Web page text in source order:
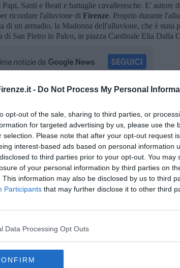
- Do Not Process My Personal
opt-out of the sale, sharing to third parties, or
for targeted advertising by us, please use the
selection. Please note that after your opt-out request
interest-based ads based on personal information
to third parties prior to your opt-out. You may
of your personal information by third parties on
This information may also be disclosed by us to third
Participants that may further disclose it to other third
Data Processing Opt Outs
Santi e Beati e battaglie cavalleresche. E' autore
ricordare l'alluvione di Firenze. Proprio durante
di un armadio, la Madonna dell'alluvione, che è stata
di San Pietro in Palco, in piazza Cardinale Elia Dalla
iscriviti alla
nella tua casella di posta.
campanile san pietro cardinale